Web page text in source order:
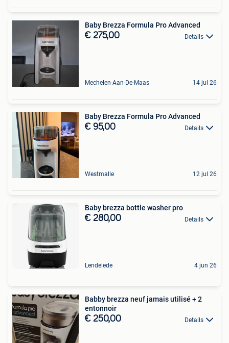
Baby Brezza Formula Pro Advanced
€ 275,00 Details
Mechelen-Aan-De-Maas 14 jul 26
Baby Brezza Formula Pro Advanced
€ 95,00 Details
Westmalle 12 jul 26
Baby brezza bottle washer pro
€ 280,00 Details
Lendelede 4 jun 26
Babby brezza neuf jamais utilisé + 2
entonnoir
€ 250,00 Details